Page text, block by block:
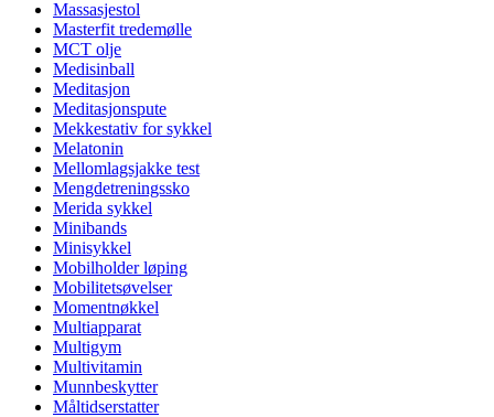
Massasjestol
Masterfit tredemølle
MCT olje
Medisinball
Meditasjon
Meditasjonspute
Mekkestativ for sykkel
Melatonin
Mellomlagsjakke test
Mengdetreningssko
Merida sykkel
Minibands
Minisykkel
Mobilholder løping
Mobilitetsøvelser
Momentnøkkel
Multiapparat
Multigym
Multivitamin
Munnbeskytter
Måltidserstatter